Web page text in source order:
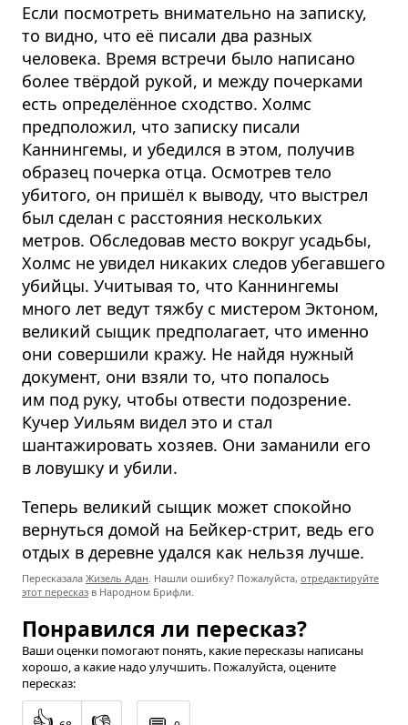
Если посмотреть внимательно на записку,
то видно, что её писали два разных
человека. Время встречи было написано
более твёрдой рукой, и между почерками
есть определённое сходство. Холмс
предположил, что записку писали
Каннингемы, и убедился в этом, получив
образец почерка отца. Осмотрев тело
убитого, он пришёл к выводу, что выстрел
был сделан с расстояния нескольких
метров. Обследовав место вокруг усадьбы,
Холмс не увидел никаких следов убегавшего
убийцы. Учитывая то, что Каннингемы
много лет ведут тяжбу с мистером Эктоном,
великий сыщик предполагает, что именно
они совершили кражу. Не найдя нужный
документ, они взяли то, что попалось
им под руку, чтобы отвести подозрение.
Кучер Уильям видел это и стал
шантажировать хозяев. Они заманили его
в ловушку и убили.
Теперь великий сыщик может спокойно
вернуться домой на Бейкер-стрит, ведь его
отдых в деревне удался как нельзя лучше.
Пересказала Жизель Адан . Нашли ошибку? Пожалуйста, отредактируйте
этот пересказ в Народном Брифли.
Понравился ли пересказ?
Ваши оценки помогают понять, какие пересказы написаны
хорошо, а какие надо улучшить. Пожалуйста, оцените
пересказ: